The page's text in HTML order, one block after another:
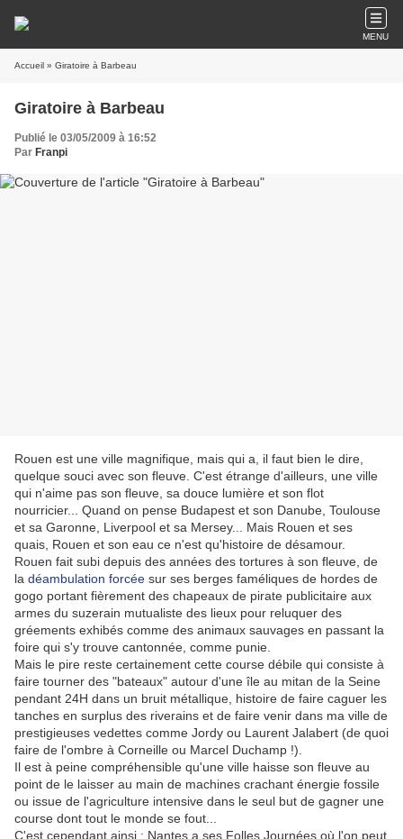
MENU
Accueil » Giratoire à Barbeau
Giratoire à Barbeau
Publié le 03/05/2009 à 16:52
Par Franpi
Rouen est une ville magnifique, mais qui a, il faut bien le dire,
quelque souci avec son fleuve. C'est étrange d'ailleurs, une ville
qui n'aime pas son fleuve, sa douce lumière et son flot
nourricier... Quand on pense Budapest et son Danube, Toulouse
et sa Garonne, Liverpool et sa Mersey... Mais Rouen et ses
quais, Rouen et son eau ce n'est qu'histoire de désamour.
Rouen fait subi depuis des années des tortures à son fleuve, de
la déambulation forcée sur ses berges faméliques de hordes de
gogo portant fièrement des chapeaux de pirate publicitaire aux
armes du suzerain mutualiste des lieux pour reluquer des
gréements exhibés comme des animaux sauvages en passant la
foire qui s'y trouve cantonnée, comme punie.
Mais le pire reste certainement cette course débile qui consiste à
faire tourner des "bateaux" autour d'une île au mitan de la Seine
pendant 24H dans un bruit métallique, histoire de faire caguer les
tanches en surplus des riverains et de faire venir dans ma ville de
prestigieuses vedettes comme Jordy ou Laurent Jalabert (de quoi
faire de l'ombre à Corneille ou Marcel Duchamp !).
Il est à peine compréhensible qu'une ville haisse son fleuve au
point de le laisser au main de machines crachant énergie fossile
ou issue de l'agriculture intensive dans le seul but de gagner une
course dont tout le monde se fout...
C'est cependant ainsi : Nantes a ses Folles Journées où l'on peut